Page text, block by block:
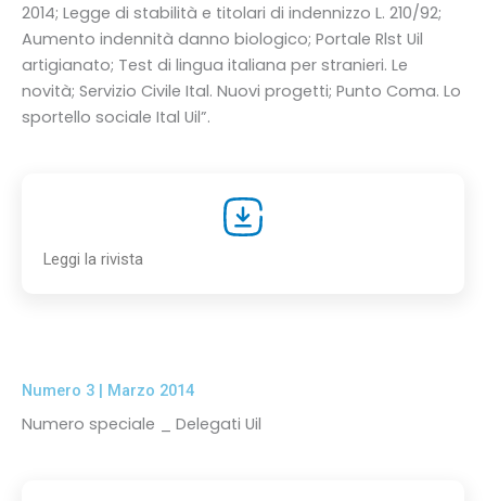
2014; Legge di stabilità e titolari di indennizzo L. 210/92;
Aumento indennità danno biologico; Portale Rlst Uil
artigianato; Test di lingua italiana per stranieri. Le
novità; Servizio Civile Ital. Nuovi progetti; Punto Coma. Lo
sportello sociale Ital Uil”.
Leggi la rivista
Numero 3 | Marzo 2014
Numero speciale _ Delegati Uil